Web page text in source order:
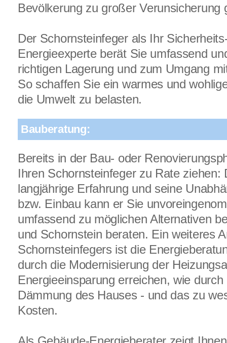
Bevölkerung zu großer Verunsicherung
Der Schornsteinfeger als Ihr
Energieexperte berät Sie umfassend
richtigen Lagerung und zum Umgang
So schaffen Sie ein warmes und
die Umwelt zu belasten.
Bauberatung:
Bereits in der Bau- oder
Ihren Schornsteinfeger zu Rate ziehen:
langjährige Erfahrung und seine
bzw. Einbau kann er Sie
umfassend zu möglichen Alternativen
und Schornstein beraten. Ein weiteres
Schornsteinfegers ist die
durch die Modernisierung der
Energieeinsparung erreichen, wie
Dämmung des Hauses - und das zu
Kosten.